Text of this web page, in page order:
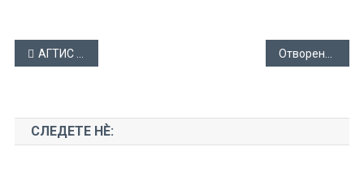
Навигација
напис
АГТИС во медиумите
СЛЕДЕТЕ НЀ: